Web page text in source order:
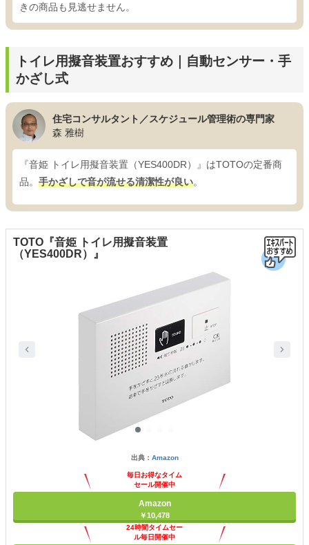
きの商品も見逃せません。
トイレ用擬音装置おすすめ｜自動センサー・手
かざし式
住宅コンサルタント／スケジュール管理術の専門家
森 雅樹
『音姫 トイレ用擬音装置（YES400DR）』はTOTOの定番商
品。 手かざしで音が流せる清潔性が良い。
TOTO『音姫 トイレ用擬音装置
（YES400DR）』
出典： Amazon
毎日お得なタイム
セール開催中
Amazon
￥10,478
24時間タイムセー
ル毎日開催中